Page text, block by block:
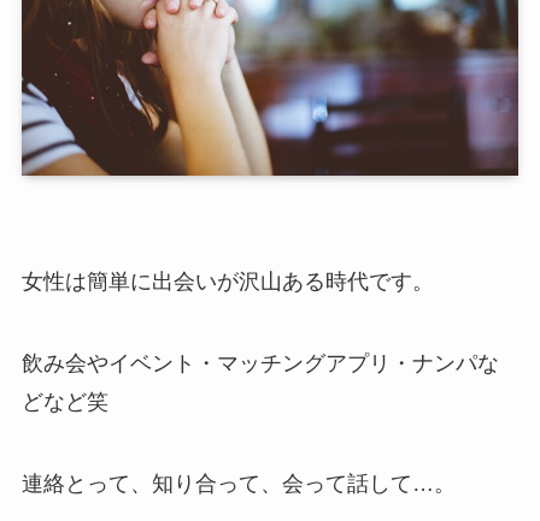
女性は簡単に出会いが沢山ある時代です。
飲み会やイベント・マッチングアプリ・ナンパな
どなど笑
連絡とって、知り合って、会って話して…。